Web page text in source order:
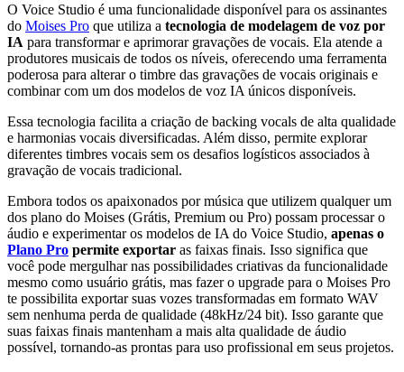
O Voice Studio é uma funcionalidade disponível para os assinantes
do Moises Pro que utiliza a tecnologia de modelagem de voz por
IA para transformar e aprimorar gravações de vocais. Ela atende a
produtores musicais de todos os níveis, oferecendo uma ferramenta
poderosa para alterar o timbre das gravações de vocais originais e
combinar com um dos modelos de voz IA únicos disponíveis.
Essa tecnologia facilita a criação de backing vocals de alta qualidade
e harmonias vocais diversificadas. Além disso, permite explorar
diferentes timbres vocais sem os desafios logísticos associados à
gravação de vocais tradicional.
Embora todos os apaixonados por música que utilizem qualquer um
dos plano do Moises (Grátis, Premium ou Pro) possam processar o
áudio e experimentar os modelos de IA do Voice Studio, apenas o
Plano Pro permite exportar as faixas finais. Isso significa que
você pode mergulhar nas possibilidades criativas da funcionalidade
mesmo como usuário grátis, mas fazer o upgrade para o Moises Pro
te possibilita exportar suas vozes transformadas em formato WAV
sem nenhuma perda de qualidade (48kHz/24 bit). Isso garante que
suas faixas finais mantenham a mais alta qualidade de áudio
possível, tornando-as prontas para uso profissional em seus projetos.